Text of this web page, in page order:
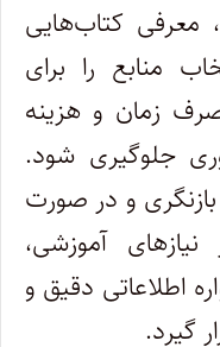
معرفی کتاب‌هایی
منابع را برای
زمان و هزینه
جلوگیری شود.
و در صورت
آموزشی،
اطلاعاتی دقیق و
گیرد.